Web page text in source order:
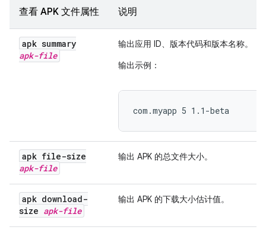
查看 APK 文件属性 说明
apk summary
apk-file
输出应用 ID、版本代码和版本名称。
输出示例：
com.myapp 5 1.1-beta
apk file-size
apk-file
输出 APK 的总文件大小。
apk download-
size apk-file
输出 APK 的下载大小估计值。